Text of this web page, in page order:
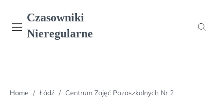
content
Czasowniki
Nieregularne
Home / Łódź / Centrum Zajęć Pozaszkolnych Nr 2